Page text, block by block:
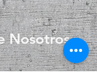
Nosotros